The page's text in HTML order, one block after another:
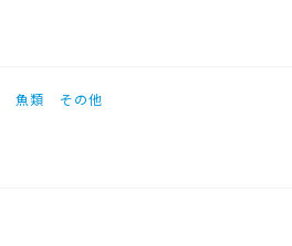
魚類 その他